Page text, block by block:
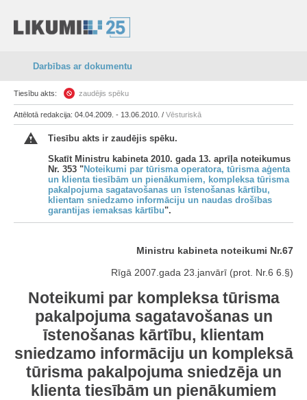
Darbības ar dokumentu
Tiesību akts: zaudējis spēku
Attēlotā redakcija: 04.04.2009. - 13.06.2010. / Vēsturiskā
Tiesību akts ir zaudējis spēku.
Skatīt Ministru kabineta 2010. gada 13. aprīļa noteikumus
Nr. 353 "Noteikumi par tūrisma operatora, tūrisma aģenta
un klienta tiesībām un pienākumiem, kompleksa tūrisma
pakalpojuma sagatavošanas un īstenošanas kārtību,
klientam sniedzamo informāciju un naudas drošības
garantijas iemaksas kārtību".
Ministru kabineta noteikumi Nr.67
Rīgā 2007.gada 23.janvārī (prot. Nr.6 6.§)
Noteikumi par kompleksa tūrisma
pakalpojuma sagatavošanas un
īstenošanas kārtību, klientam
sniedzamo informāciju un kompleksā
tūrisma pakalpojuma sniedzēja un
klienta tiesībām un pienākumiem